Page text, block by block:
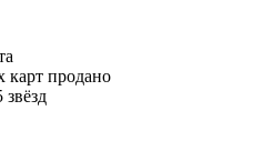
карт продано
звёзд